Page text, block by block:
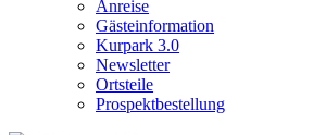
Anreise
Gästeinformation
Kurpark 3.0
Newsletter
Ortsteile
Prospektbestellung